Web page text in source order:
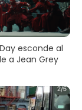
esconde al
a Jean Grey